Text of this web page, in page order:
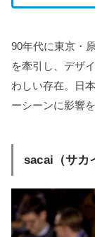
90年代に東京・
を牽引し、デザ
わしい存在。日
ーシーンに影響
sacai（サカ